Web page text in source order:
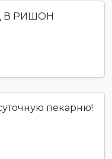
В РИШОН
пекарню!